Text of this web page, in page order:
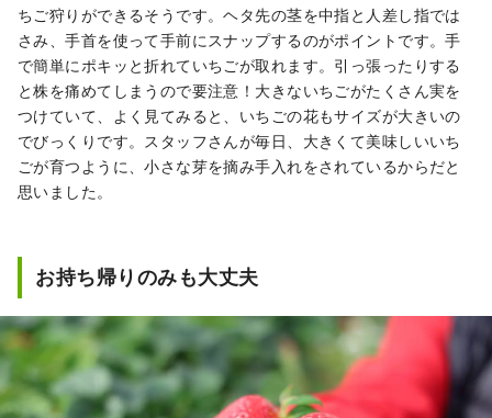
ちご狩りができるそうです。ヘタ先の茎を中指と人差し指では
さみ、手首を使って手前にスナップするのがポイントです。手
で簡単にポキッと折れていちごが取れます。引っ張ったりする
と株を痛めてしまうので要注意！大きないちごがたくさん実を
つけていて、よく見てみると、いちごの花もサイズが大きいの
でびっくりです。スタッフさんが毎日、大きくて美味しいいち
ごが育つように、小さな芽を摘み手入れをされているからだと
思いました。
お持ち帰りのみも大丈夫